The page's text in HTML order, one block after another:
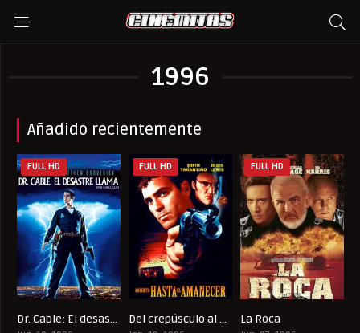
1996
Añadido recientemente
6.1
FULL HD
Dr. Cable: El desastre llama a la puerta 7.2
FULL HD
Del crepúsculo al amanecer
FULL HD
La Roca